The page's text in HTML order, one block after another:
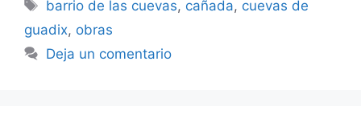
barrio de las cuevas, cañada, cuevas de
guadix, obras
Deja un comentario